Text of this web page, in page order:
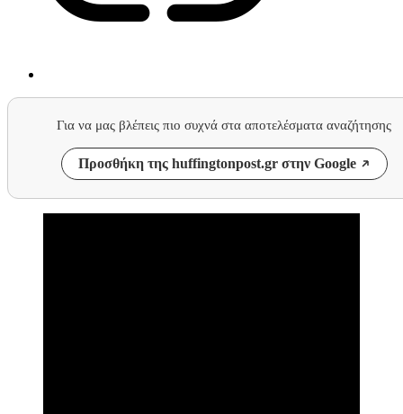
Για να μας βλέπεις πιο συχνά στα αποτελέσματα αναζήτησης
Προσθήκη της huffingtonpost.gr στην Google